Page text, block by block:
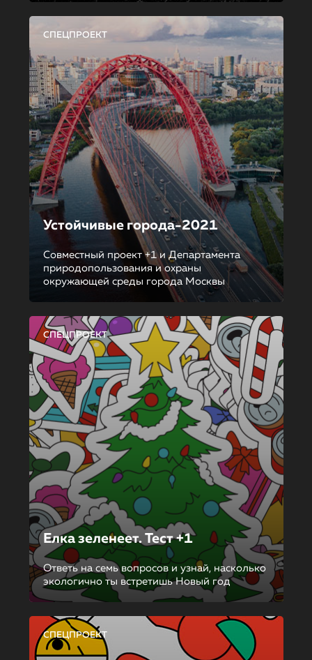
СПЕЦПРОЕКТ
Устойчивые города-2021
Совместный проект +1 и Департамента
природопользования и охраны
окружающей среды города Москвы
СПЕЦПРОЕКТ
Елка зеленеет. Тест +1
Ответь на семь вопросов и узнай, насколько
экологично ты встретишь Новый год
СПЕЦПРОЕКТ